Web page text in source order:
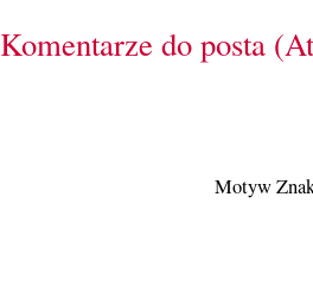
Komentarze do posta
Motyw